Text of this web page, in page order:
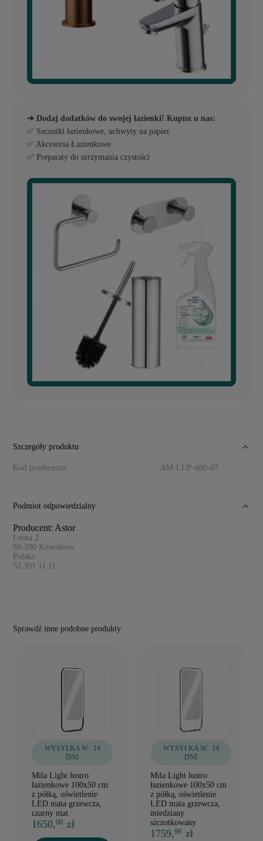
➔ Dodaj dodatków do swojej łazienki! Kupisz u nas:
✅ Szczotki łazienkowe, uchwyty na papier
✅ Akcesoria Łazienkowe
✅ Preparaty do utrzymania czystości
Szczegóły produktu
Kod producenta: AM-LUP-600-07
Podmiot odpowiedzialny
Producent: Astor
Leśna 2
89-200 Kowalewo
Polska
52 391 11 11
Sprawdź inne podobne produkty
WYSYŁKA W: 14
DNI
Mila Light lustro
łazienkowe 100x50 cm
z półką, oświetlenie
LED mata grzewcza,
czarny mat
1650,00 zł
WYSYŁKA W: 14
DNI
Mila Light lustro
łazienkowe 100x50 cm
z półką, oświetlenie
LED mata grzewcza,
miedziany
szczotkowany
1759,99 zł